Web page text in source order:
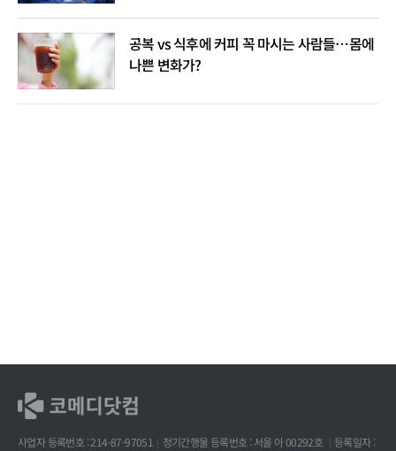
공복 vs 식후에 커피 꼭 마시는 사람들…몸에
나쁜 변화가?
사업자 등록번호 : 214-87-97051 정기간행물 등록번호 : 서울 아 00292호
등록일자 :